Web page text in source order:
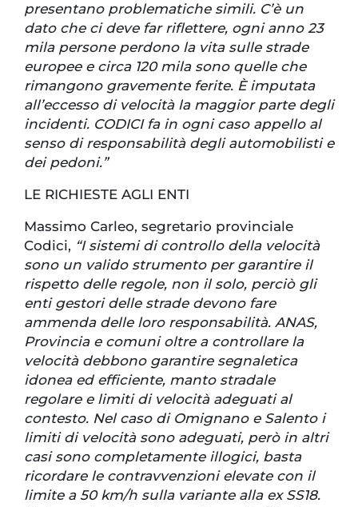
presentano problematiche simili. C’è un
dato che ci deve far riflettere, ogni anno 23
mila persone perdono la vita sulle strade
europee e circa 120 mila sono quelle che
rimangono gravemente ferite. È imputata
all’eccesso di velocità la maggior parte degli
incidenti. CODICI fa in ogni caso appello al
senso di responsabilità degli automobilisti e
dei pedoni.”
LE RICHIESTE AGLI ENTI
Massimo Carleo, segretario provinciale
Codici, “I sistemi di controllo della velocità
sono un valido strumento per garantire il
rispetto delle regole, non il solo, perciò gli
enti gestori delle strade devono fare
ammenda delle loro responsabilità. ANAS,
Provincia e comuni oltre a controllare la
velocità debbono garantire segnaletica
idonea ed efficiente, manto stradale
regolare e limiti di velocità adeguati al
contesto. Nel caso di Omignano e Salento i
limiti di velocità sono adeguati, però in altri
casi sono completamente illogici, basta
ricordare le contravvenzioni elevate con il
limite a 50 km/h sulla variante alla ex SS18.